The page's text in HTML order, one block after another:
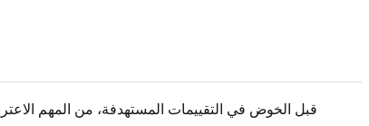
قبل الخوض في التقييمات المستهدفة، من المهم